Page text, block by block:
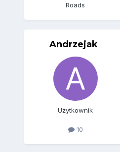
Roads
Andrzejak
Użytkownik
10